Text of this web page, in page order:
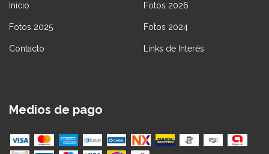
Inicio Fotos 2026
Fotos 2025 Fotos 2024
Contacto Links de Interés
Medios de pago